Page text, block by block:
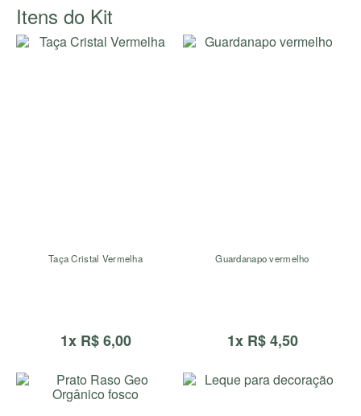
Itens do Kit
Taça Cristal Vermelha
1x R$ 6,00
Guardanapo vermelho
1x R$ 4,50